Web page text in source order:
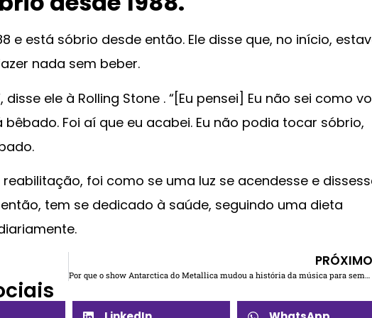
e está sóbrio desde então. Ele disse que, no início,
nada sem beber.
ele à Rolling Stone . “[Eu pensei] Eu não sei como
Foi aí que eu acabei. Eu não podia tocar sóbrio,
foi como se uma luz se acendesse e
tem se dedicado à saúde, seguindo uma dieta
PRÓXIMO
Por que o show Antarctica do Metallica mudou a história da música para sempre